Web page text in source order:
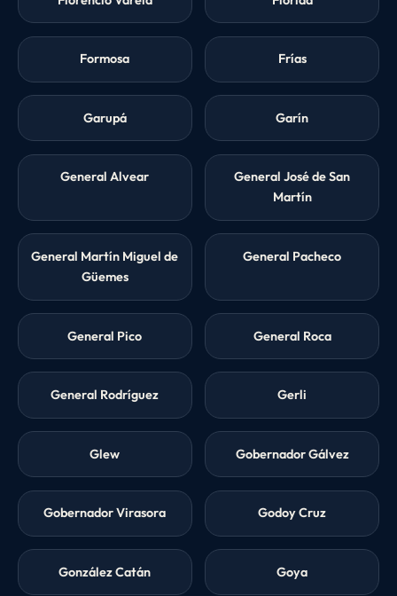
Formosa Frías
Garupá Garín
General Alvear
General José de San
Martín
General Martín Miguel de
Güemes
General Pacheco
General Pico General Roca
General Rodríguez Gerli
Glew Gobernador Gálvez
Gobernador Virasora Godoy Cruz
González Catán Goya